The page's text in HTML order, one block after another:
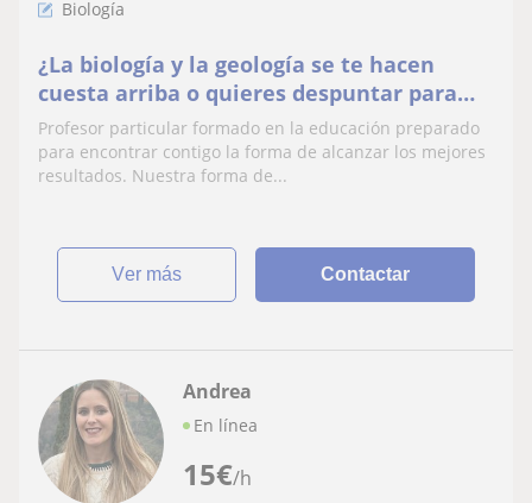
Biología
¿La biología y la geología se te hacen
cuesta arriba o quieres despuntar para
llegar preparado a la EBAU? Yo te ayudo
Profesor particular formado en la educación preparado
para encontrar contigo la forma de alcanzar los mejores
resultados. Nuestra forma de...
ver más Contactar
15€/h
Andrea
En línea